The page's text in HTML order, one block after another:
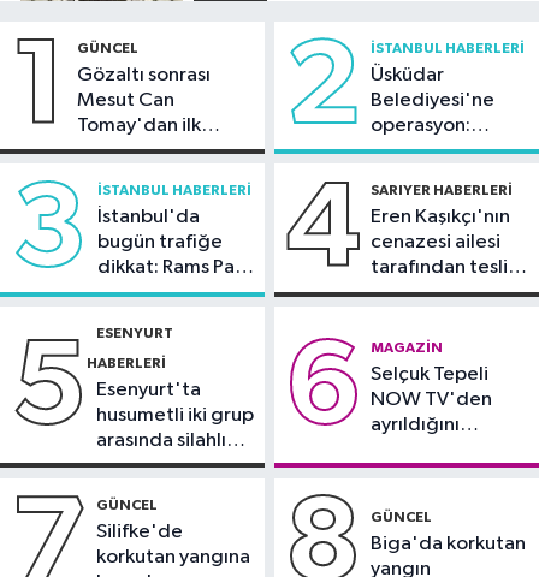
Bölge hedeflerine ulaşma yolunda
kaydedilen ilerlemeler ele alındı'
Arnavutköy Haberleri
19:15 Uludağ'da orman yangını
mücadelenin startı verildi
1 GÜNCEL
Gözaltı sonrası
Mesut Can
Tomay'dan ilk
açıklama
2 İSTANBUL HABERLERI
Üsküdar
Belediyesi'ne
operasyon:
Sinem Dedetaş'a
3 İSTANBUL HABERLERI
İstanbul'da
bugün trafiğe
dikkat: Rams Park
çevresinde bazı
4 SARIYER HABERLERI
Eren Kaşıkçı'nın
cenazesi ailesi
tarafından teslim
alındı
5 ESENYURT
HABERLERI
Esenyurt'ta
husumetli iki grup
arasında silahlı
kavga
6 MAGAZIN
Selçuk Tepeli
NOW TV'den
ayrıldığını
7 GÜNCEL
Silifke'de
korkutan yangına
8 GÜNCEL
Biga'da korkutan
yangın